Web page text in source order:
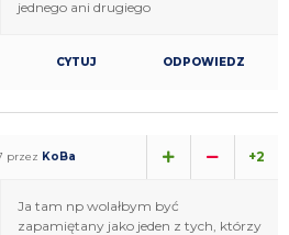
jednego ani drugiego
CYTUJ ODPOWIEDZ
przez KoBa +2
Ja tam np wolałbym być
zapamiętany jako jeden z tych, którzy